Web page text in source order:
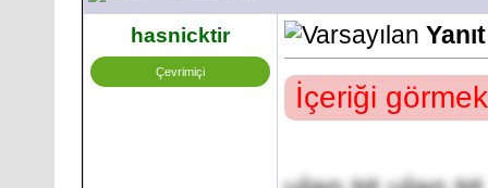
hasnicktir
Çevrimiçi
İçeriği